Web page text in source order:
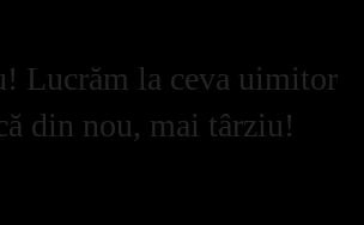
Lucrăm la ceva uimitor
din nou, mai târziu!